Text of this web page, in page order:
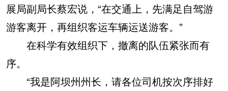
展局副局长蔡宏说，“在交通上，先满足自驾游
游客离开，再组织客运车辆运送游客。”
在科学有效组织下，撤离的队伍紧张而有
序。
“我是阿坝州州长，请各位司机按次序排好